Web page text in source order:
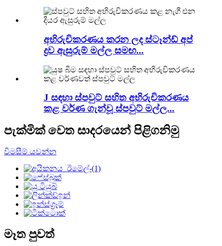
අභිරුචිකරණය කරන ලද ස්ටෑන්ඩ් අප්
ද්‍රව ඇසුරුම් මල්ල සමඟ...
J සඳහා ස්පවුට් සහිත අභිරුචිකරණය
කළ වර්ණ ගැන්වූ ස්පවුට් මල්ල...
පැක්මික් වෙත සාදරයෙන් පිළිගනිමු
විමසීම් යවන්න
මෑත පුවත්